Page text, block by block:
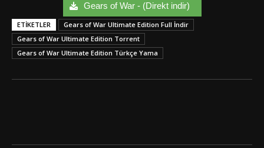
Gears of War - (Direkt indir)
ETIKETLER
Gears of War Ultimate Edition Full İndir
Gears of War Ultimate Edition Torrent
Gears of War Ultimate Edition Türkçe Yama